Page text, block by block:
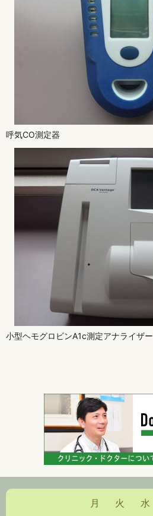
呼気CO測定器
小型ヘモグロビンA1c測定アナライザー
月 火 水